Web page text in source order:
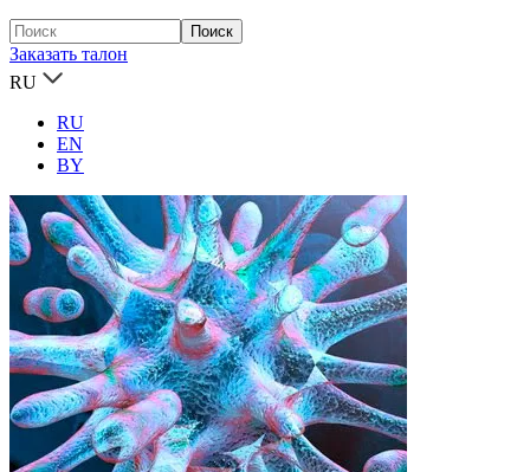
Заказать талон
RU
RU
EN
BY